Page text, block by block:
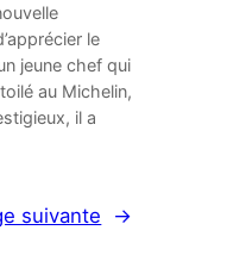
le
jeune chef qui
au Michelin,
il a
suivante →